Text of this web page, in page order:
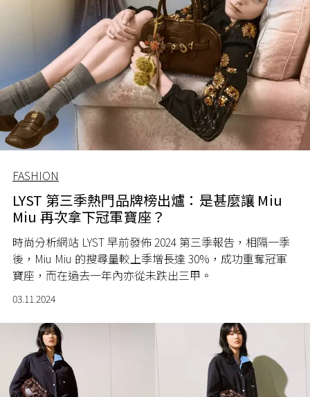
FASHION
LYST 第三季熱門品牌榜出爐：是甚麼讓 Miu
Miu 再次拿下冠軍寶座？
時尚分析網站 LYST 早前發佈 2024 第三季報告，相隔一季
後，Miu Miu 的搜尋量較上季增長達 30%，成功重奪冠軍
寶座，而在過去一年內亦從未跌出三甲。
03.11.2024